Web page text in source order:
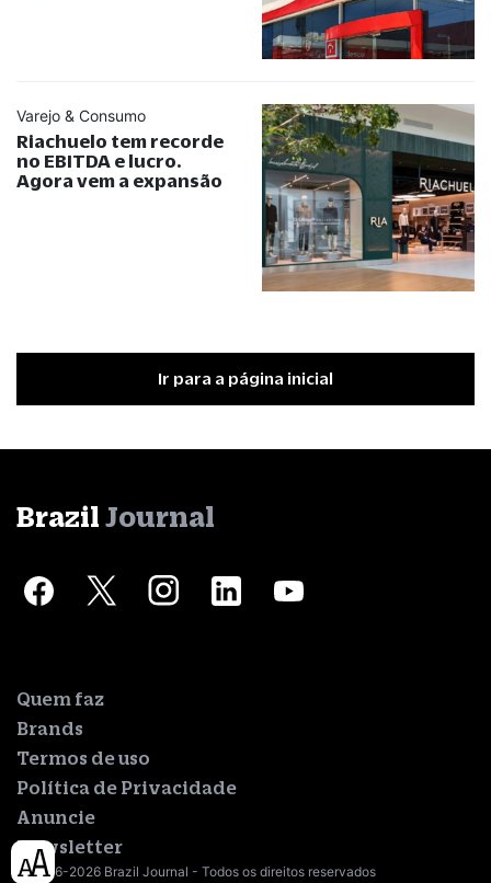
Varejo & Consumo
Riachuelo tem recorde
no EBITDA e lucro.
Agora vem a expansão
Ir para a página inicial
Brazil Journal
Quem faz
Brands
Termos de uso
Política de Privacidade
Anuncie
Newsletter
© 2016-2026 Brazil Journal - Todos os direitos reservados